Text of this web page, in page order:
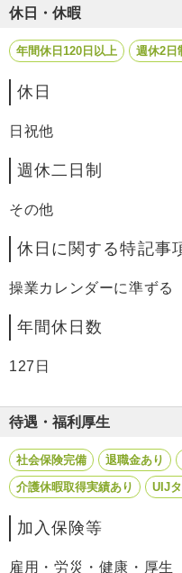
休日・休暇
年間休日120日以上 週休2日
休日
日祝他
週休二日制
その他
休日に関する特記事
操業カレンダーに準ずる
年間休日数
127日
待遇・福利厚生
社会保険完備 退職金あり
介護休暇取得実績あり
UIJ
加入保険等
雇用・労災・健康・厚生